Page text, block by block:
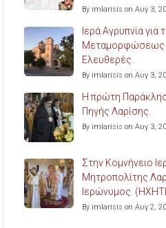
By imlarisis on Αυγ 3,
Ιερά Αγρυπνία για
Μεταμορφώσεως
Ελευθερές.
By imlarisis on Αυγ 3,
Η πρώτη
Πηγής Λαρίσης.
By imlarisis on Αυγ 3,
Στην Κομνήνειο
Μητροπολίτης
Ιερώνυμος.
By imlarisis on Αυγ 2,